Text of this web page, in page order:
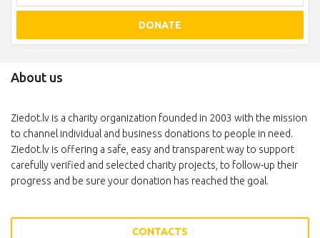
DONATE
About us
Ziedot.lv is a charity organization founded in 2003 with the mission
to channel individual and business donations to people in need.
Ziedot.lv is offering a safe, easy and transparent way to support
carefully verified and selected charity projects, to follow-up their
progress and be sure your donation has reached the goal.
CONTACTS